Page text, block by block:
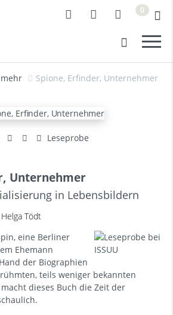
0
Spione, Erfinder, Unternehmer
Leseprobe
Unternehmer
in Lebensbildern
Tödt
eine Berliner
Ehemann
der Biographien
teils weniger bekannten
dieses Buch die Zeit der